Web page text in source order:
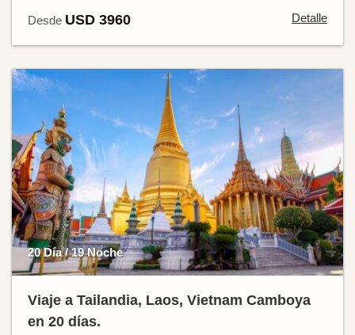
Desde USD 3960 Detalle
20 Día / 19 Noche
Viaje a Tailandia, Laos, Vietnam Camboya
en 20 días.